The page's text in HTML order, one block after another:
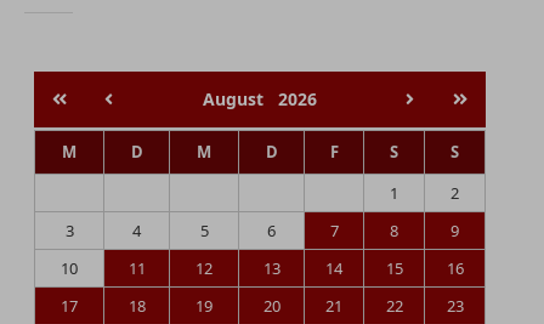
August 2026
M D M D F S
S
1
2
3
4 5 6 7 8
9
10
11 12 13 14 15
16
17
18 19 20 21 22
23